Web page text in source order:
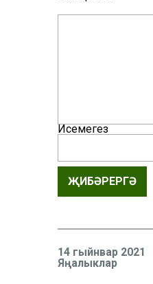
Исемегез
ҖИБӘРЕРГӘ
14 гыйнвар 2021
Яңалыклар